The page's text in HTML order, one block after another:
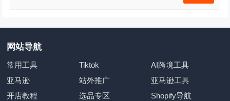
网站导航
常用工具 Tiktok
AI跨境工具
亚马逊
站外推广
亚马逊工具
开店教程
选品专区
Shopify导航